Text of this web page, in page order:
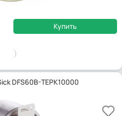
Купить
DFS60B-TEPK10000